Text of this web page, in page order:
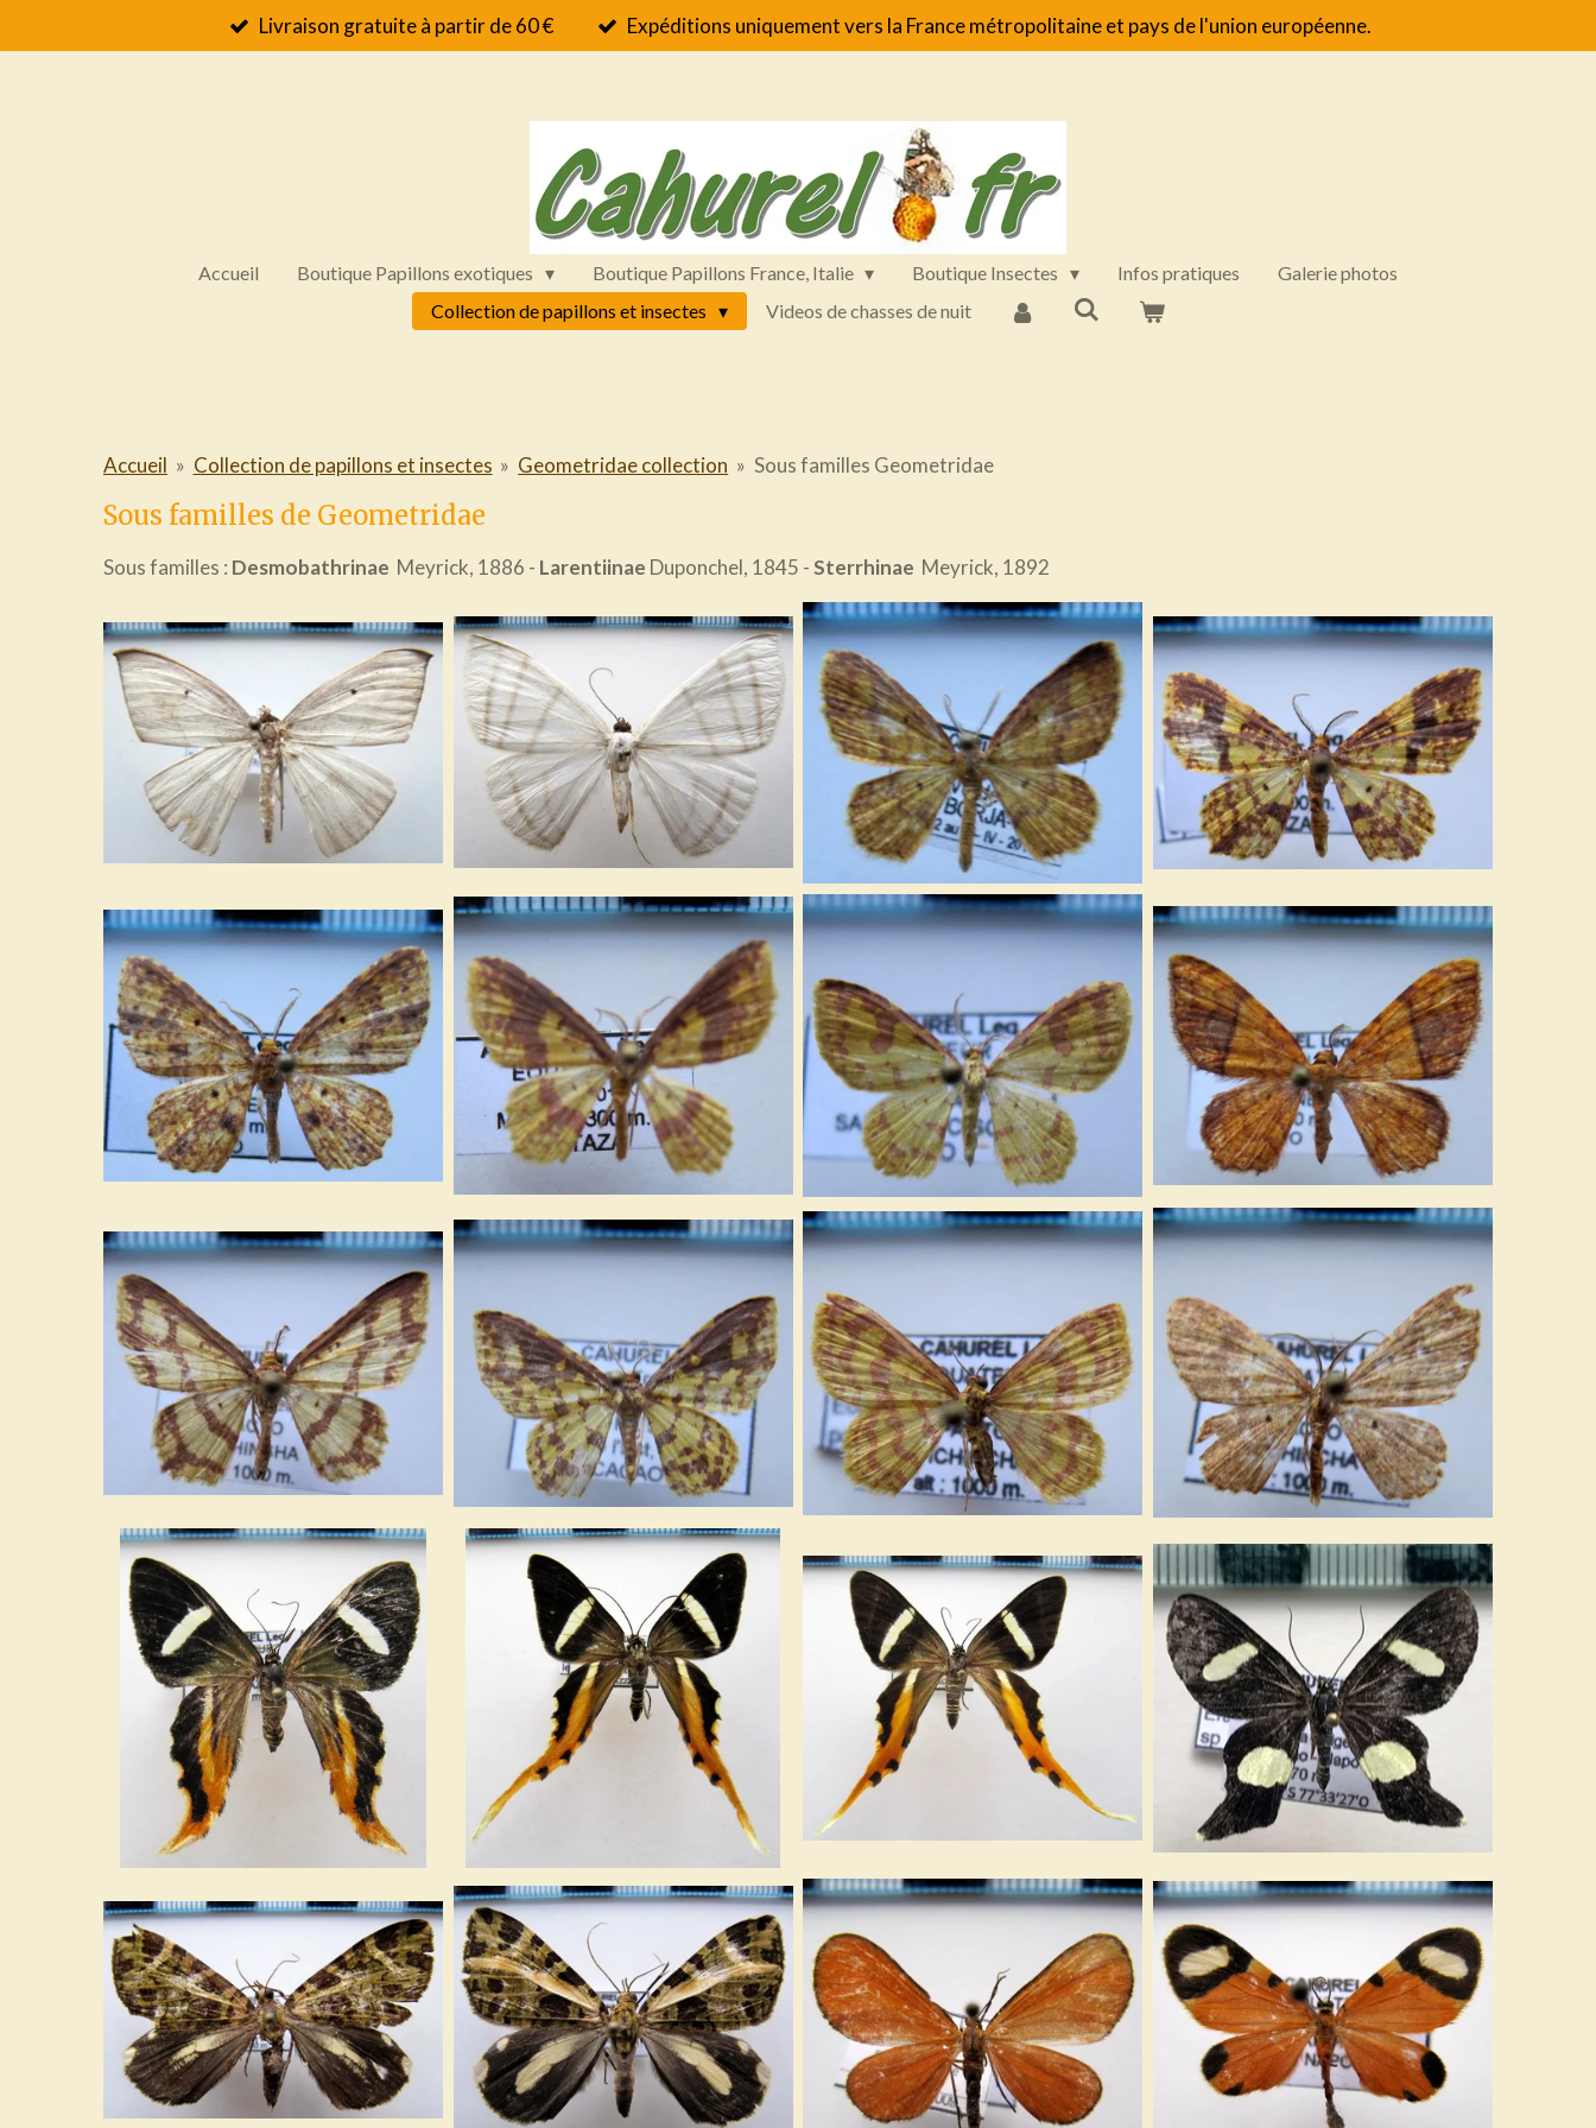
au
Livraison gratuite à partir de 60 € Expéditions uniquement vers la France métropolitaine et pays de l'union européenne.
Accueil Boutique Papillons exotiques Boutique Papillons France, Italie Boutique Insectes Infos pratiques
Galerie photos
Collection de papillons et insectes
Videos de chasses de nuit
Accueil » Collection de papillons et insectes » Geometridae collection » Sous familles Geometridae
Sous familles de Geometridae
Sous familles : Desmobathrinae Meyrick, 1886 - Larentiinae Duponchel, 1845 -Sterrhinae Meyrick, 1892